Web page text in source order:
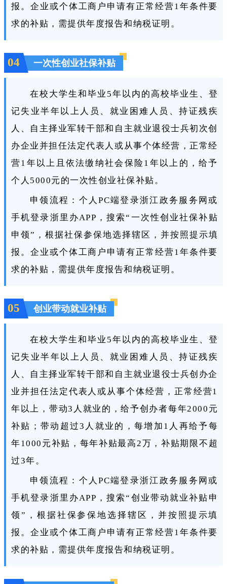
报。企业或个体工商户申请有正常经营1年条件要
求的补贴，需提供年度报告和纳税证明。
04 一次性创业社保补贴
在校大学生和毕业5年以内的高校毕业生、登
记失业半年以上人员、就业困难人员、持证残疾
人、自主择业军转干部和自主就业退役士兵初次创
办企业并担任法定代表人或从事个体经营，正常经
营1年以上且依法缴纳社会保险1年以上的，给予
个人5000元的一次性创业社保补贴。
申领流程：个人PC端登录浙江政务服务网或
手机登录浙里办APP，搜索“一次性创业社保补贴
申领”，根据社保参保地选择辖区，并按照提示填
报。企业或个体工商户申请有正常经营1年条件要
求的补贴，需提供年度报告和纳税证明。
05 创业带动就业补贴
在校大学生和毕业5年以内的高校毕业生、登
记失业半年以上人员、就业困难人员、持证残疾
人、自主择业军转干部和自主就业退役士兵创办企
业并担任法定代表人或从事个体经营，正常经营1
年以上，带动3人就业的，给予创办者每年2000元
补贴；带动超过3人就业的，每增加1人再给予每
年1000元补贴，每年补贴最高2万，补贴期限不超
过3年。
申领流程：个人PC端登录浙江政务服务网或
手机登录浙里办APP，搜索“创业带动就业补贴申
领”，根据社保参保地选择辖区，并按照提示填
报。企业或个体工商户申请有正常经营1年条件要
求的补贴，需提供年度报告和纳税证明。